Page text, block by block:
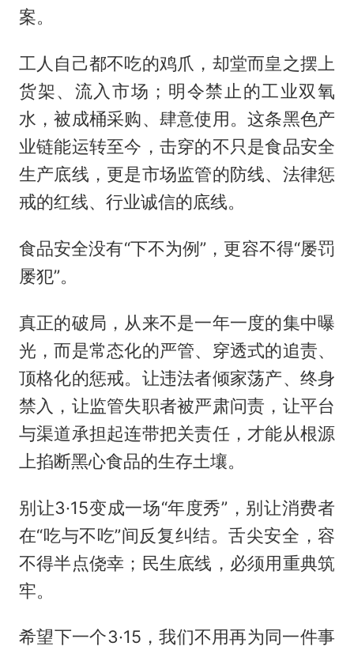
案。
工人自己都不吃的鸡爪，却堂而皇之摆上
货架、流入市场；明令禁止的工业双氧
水，被成桶采购、肆意使用。这条黑色产
业链能运转至今，击穿的不只是食品安全
生产底线，更是市场监管的防线、法律惩
戒的红线、行业诚信的底线。
食品安全没有“下不为例”，更容不得“屡罚
屡犯”。
真正的破局，从来不是一年一度的集中曝
光，而是常态化的严管、穿透式的追责、
顶格化的惩戒。让违法者倾家荡产、终身
禁入，让监管失职者被严肃问责，让平台
与渠道承担起连带把关责任，才能从根源
上掐断黑心食品的生存土壤。
别让3·15变成一场“年度秀”，别让消费者
在“吃与不吃”间反复纠结。舌尖安全，容
不得半点侥幸；民生底线，必须用重典筑
牢。
希望下一个3·15，我们不用再为同一件事